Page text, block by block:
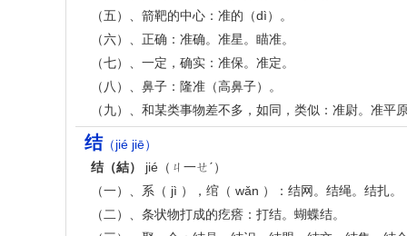
（五）、箭靶的中心：准的（dì）。
（六）、正确：准确。准星。瞄准。
（七）、一定，确实：准保。准定。
（八）、鼻子：隆准（高鼻子）。
（九）、和某类事物差不多，如同，类似：准尉。准平
结 （jié jiē）
结（結）
jié（ㄐ一ㄝˊ）
（一）、系（ jì ），绾（ wǎn ）：结网。结绳。结扎。
（二）、条状物打成的疙瘩：打结。蝴蝶结。